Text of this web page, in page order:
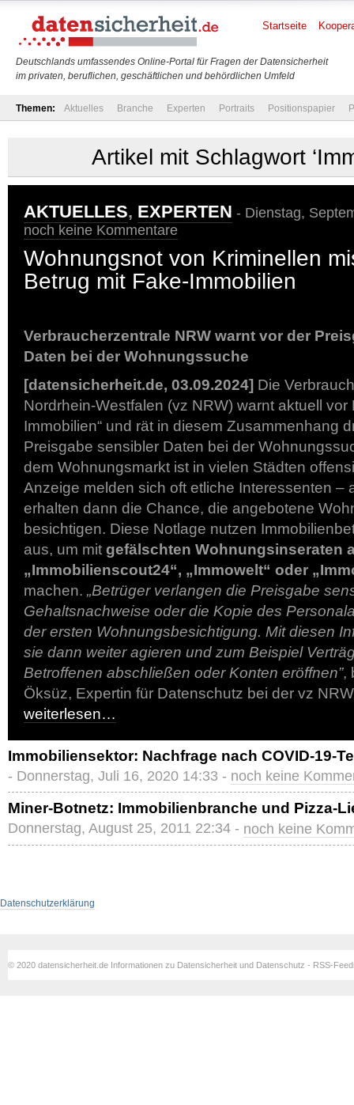
Deutschlands umfassendes Online-Portal für Fragen der Datensicherheit
im privaten, beruflichen, geschäftlichen und behördlichen Umfeld
Startseite
Themen: Aktuelles Branche Experten Portraits Positionspapier
Artikel mit Schlagwort
AKTUELLES, EXPERTEN - Dienstag,
noch keine Kommentare
Wohnungsnot von Kriminellen
Betrug mit Fake-Immobilien
Verbraucherzentrale NRW warnt vor der
Daten bei der Wohnungssuche
[datensicherheit.de, 03.09.2024] Die
Nordrhein-Westfalen (vz NRW) warnt aktuell vor
Immobilien“ und rät in diesem Zusammenhang
Preisgabe sensibler Daten bei der
dem Wohnungsmarkt ist in vielen Städten
Anzeige melden sich oft etliche Interessenten –
erhalten dann die Chance, die angebotene
besichtigen. Diese Notlage nutzen
aus, um mit gefälschten Wohnungsinseraten
„Immobilienscout24“, „Immowelt“ oder
machen. „Betrüger verlangen die Preisgabe
Gehaltsnachweise oder die Kopie des
der ersten Wohnungsbesichtigung. Mit diesen
sie dann weiter agieren und zum Beispiel
Betroffenen abschließen oder Konten eröffnen”,
Öksüz, Expertin für Datenschutz bei der vz
weiterlesen…
Immobiliensektor: Nachfrage nach COVID-19-
- Donnerstag, Juli 16, 2020 14:33 - noch keine
Miner-Botnetz: Immobilienbranche und Pizza-
Donnerstag, August 25, 2011 22:34 - noch keine
Datenschutzerklärung
© 2020 datensicherheit.de Informationen zu Datensicherheit und Datenschutz - RSS-